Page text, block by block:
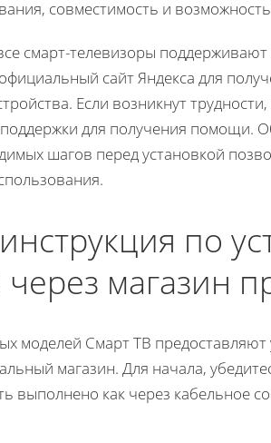
совместимость и
смарт-телевизоры
сайт Яндекса для
Если возникнут
для получения помощи.
шагов перед установкой
по
магазин
моделей Смарт ТВ предоставляют
магазин. Для начала,
выполнено как через кабельное